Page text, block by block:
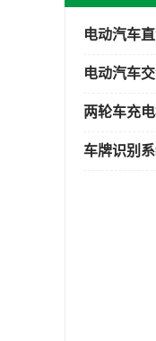
电动汽车
电动汽车
两轮车充
车牌识别